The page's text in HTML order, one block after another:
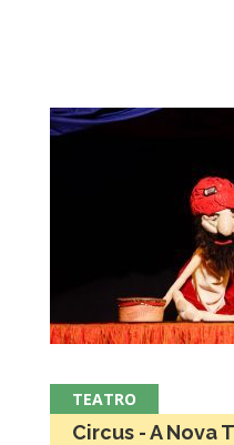
TEATRO
Circus - A Nova